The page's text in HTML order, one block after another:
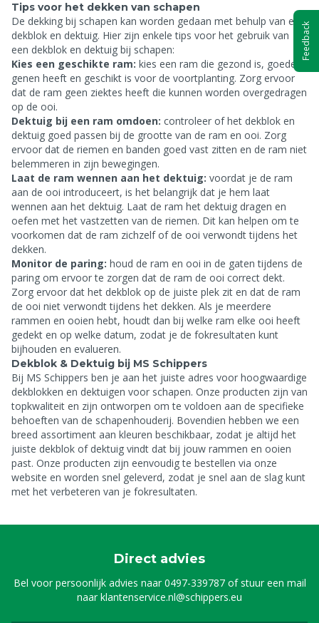
Tips voor het dekken van schapen
De dekking bij schapen kan worden gedaan met behulp van een
dekblok en dektuig. Hier zijn enkele tips voor het gebruik van
een dekblok en dektuig bij schapen:
Kies een geschikte ram: kies een ram die gezond is, goede
genen heeft en geschikt is voor de voortplanting. Zorg ervoor
dat de ram geen ziektes heeft die kunnen worden overgedragen
op de ooi.
Dektuig bij een ram omdoen: controleer of het dekblok en
dektuig goed passen bij de grootte van de ram en ooi. Zorg
ervoor dat de riemen en banden goed vast zitten en de ram niet
belemmeren in zijn bewegingen.
Laat de ram wennen aan het dektuig: voordat je de ram
aan de ooi introduceert, is het belangrijk dat je hem laat
wennen aan het dektuig. Laat de ram het dektuig dragen en
oefen met het vastzetten van de riemen. Dit kan helpen om te
voorkomen dat de ram zichzelf of de ooi verwondt tijdens het
dekken.
Monitor de paring: houd de ram en ooi in de gaten tijdens de
paring om ervoor te zorgen dat de ram de ooi correct dekt.
Zorg ervoor dat het dekblok op de juiste plek zit en dat de ram
de ooi niet verwondt tijdens het dekken. Als je meerdere
rammen en ooien hebt, houdt dan bij welke ram elke ooi heeft
gedekt en op welke datum, zodat je de fokresultaten kunt
bijhouden en evalueren.
Dekblok & Dektuig bij MS Schippers
Bij MS Schippers ben je aan het juiste adres voor hoogwaardige
dekblokken en dektuigen voor schapen. Onze producten zijn van
topkwaliteit en zijn ontworpen om te voldoen aan de specifieke
behoeften van de schapenhouderij. Bovendien hebben we een
breed assortiment aan kleuren beschikbaar, zodat je altijd het
juiste dekblok of dektuig vindt dat bij jouw rammen en ooien
past. Onze producten zijn eenvoudig te bestellen via onze
website en worden snel geleverd, zodat je snel aan de slag kunt
met het verbeteren van je fokresultaten.
Direct advies
Bel voor persoonlijk advies naar0497-339787of stuur een mail
naarklantenservice.nl@schippers.eu
Feedback